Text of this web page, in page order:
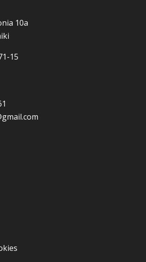
10a
15